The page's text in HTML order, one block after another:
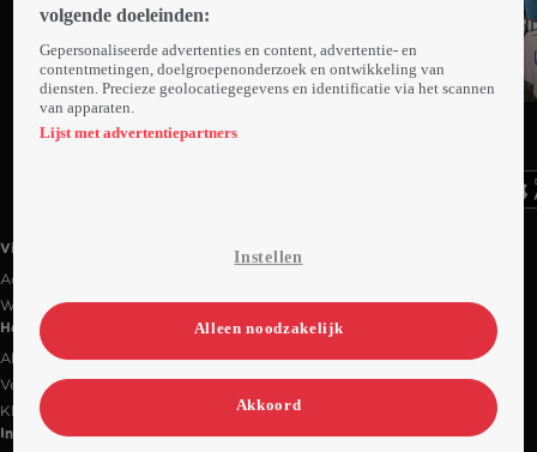
Ga
naar
Trailer
Videoland
Actiecode
Werken bij RTL
Handige links
Alle films & series
Veelgestelde vragen
Klantenservice
Informatie
volgende doeleinden:
Gepersonaliseerde advertenties en content, advertentie- en
contentmetingen, doelgroepenonderzoek en ontwikkeling van
diensten. Precieze geolocatiegegevens en identificatie via het scannen
van apparaten.
Lijst met advertentiepartners
Instellen
Alleen noodzakelijk
Akkoord